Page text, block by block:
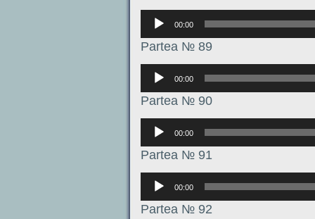
Аудиоплеер
00:00
Partea № 89
Аудиоплеер
00:00
Partea № 90
Аудиоплеер
00:00
Partea № 91
Аудиоплеер
00:00
Partea № 92